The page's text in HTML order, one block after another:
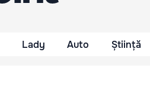
Lady Auto Știință